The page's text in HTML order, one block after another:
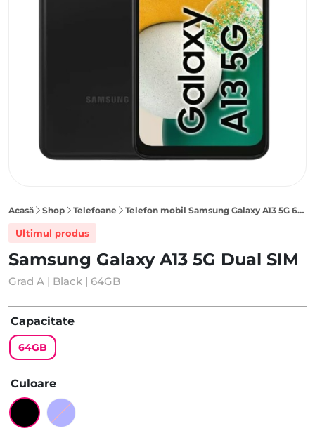
Acasă Shop Telefoane Telefon mobil Samsung Galaxy A13 5G 64GB Dual SIM, Black
Ultimul produs
Samsung Galaxy A13 5G Dual SIM
Grad A | Black | 64GB
Capacitate
64GB
Culoare